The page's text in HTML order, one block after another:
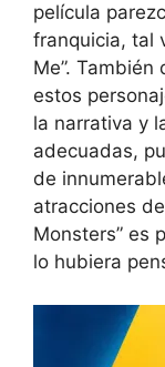
película
franquicia, tal
Me”.
estos
la narrativa y
adecuadas,
de
atracciones
Monsters” es
lo hubiera